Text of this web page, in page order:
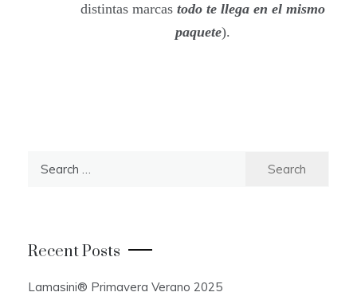
distintas marcastodo te llega en el mismo
paquete).
h
f
Recent Posts
Lamasini® Primavera Verano 2025